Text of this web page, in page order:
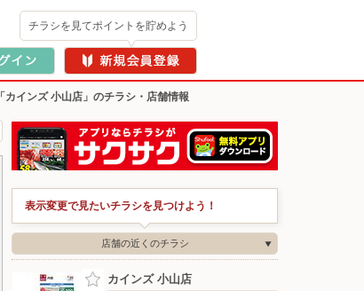
チラシを見てポイントを貯めよう
「カインズ 小山店」のチラシ・店舗情報
表示変更で見たいチラシを見つけよう！
店舗の近くのチラシ
カインズ 小山店